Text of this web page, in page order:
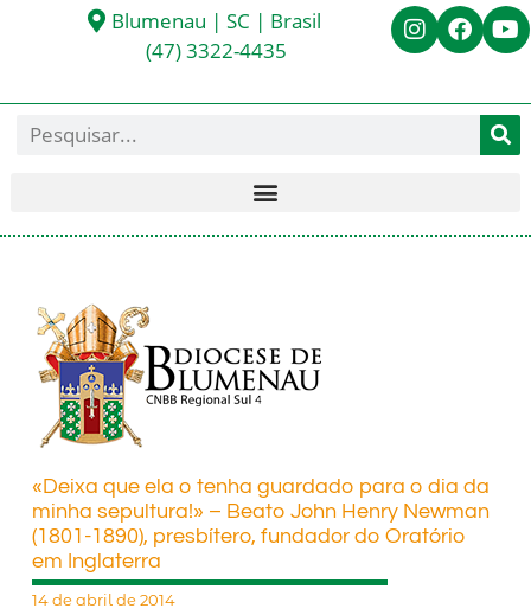
Blumenau | SC | Brasil
(47) 3322-4435
«Deixa que ela o tenha guardado para o dia da
minha sepultura!» – Beato John Henry Newman
(1801-1890), presbítero, fundador do Oratório
em Inglaterra
14 de abril de 2014